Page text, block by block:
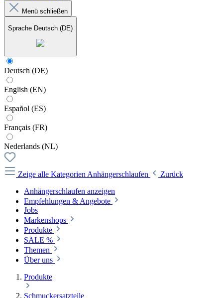
Menü schließen
Sprache Deutsch (DE)
Deutsch (DE)
English (EN)
Español (ES)
Français (FR)
Nederlands (NL)
Zeige alle Kategorien Anhängerschlaufen
Zurück
Anhängerschlaufen anzeigen
Empfehlungen & Angebote
Jobs
Markenshops
Produkte
SALE %
Themen
Über uns
Produkte
Schmuckersatzteile